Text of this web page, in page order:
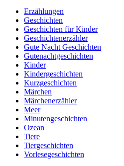
Erzählungen
Geschichten
Geschichten für Kinder
Geschichtenerzähler
Gute Nacht Geschichten
Gutenachtgeschichten
Kinder
Kindergeschichten
Kurzgeschichten
Märchen
Märchenerzähler
Meer
Minutengeschichten
Ozean
Tiere
Tiergeschichten
Vorlesegeschichten